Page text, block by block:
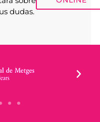
dudas.